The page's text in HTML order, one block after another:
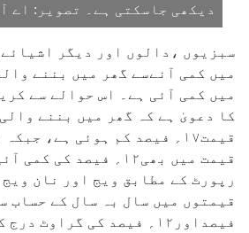
دیکھی جاسکتی ہے۔ تصویر: اے
سبزیوں ،دالوں اور دیگر
میں کمی آنےسے گھر میں بننے
میں کمی آئی ہے۔ اس حوالے سے
کا دعویٰ ہے کہ گھر میں بننے
قیمت۱۷؍ فیصد کم ہوئی ہے،
قیمت میں بھی۱۲؍ فیصد
رپورٹ کے مطابق ویج اور نان
فیصداور۱۲؍ فیصد کی